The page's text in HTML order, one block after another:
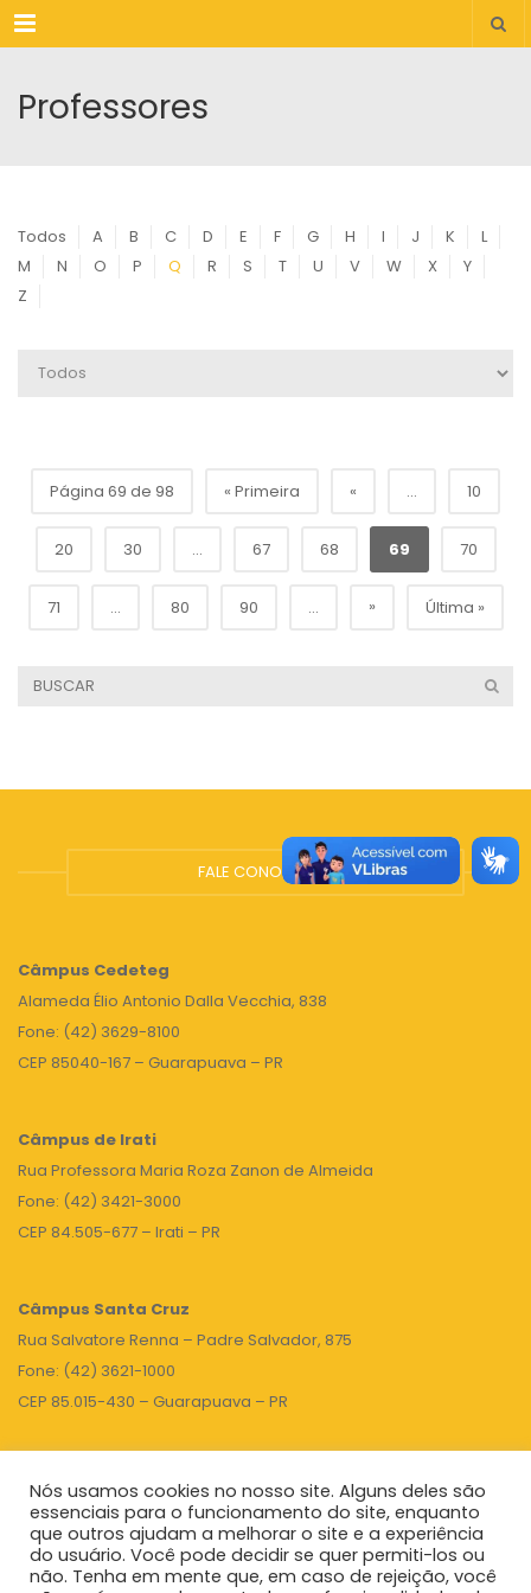
Menu
Professores
Todos A B C D E F G H I J K
L
M
N O P Q R S T U V W X
Y
Z
Página 69 de 98 « Primeira « ... 10
20 30 ... 67 68 69 70
71 ... 80 90 ... » Última »
FALE CONOSCO
Câmpus Cedeteg
Alameda Élio Antonio Dalla Vecchia, 838
Fone: (42) 3629-8100
CEP 85040-167 – Guarapuava – PR
Câmpus de Irati
Rua Professora Maria Roza Zanon de Almeida
Fone: (42) 3421-3000
CEP 84.505-677 – Irati – PR
Câmpus Santa Cruz
Rua Salvatore Renna – Padre Salvador, 875
Fone: (42) 3621-1000
CEP 85.015-430 – Guarapuava – PR
TOPO
Unicentro |Governo do Paraná|Seti| Agenda do Reitor
Nós usamos cookies no nosso site. Alguns deles são
essenciais para o funcionamento do site, enquanto
que outros ajudam a melhorar o site e a experiência
do usuário. Você pode decidir se quer permiti-los ou
não. Tenha em mente que, em caso de rejeição, você